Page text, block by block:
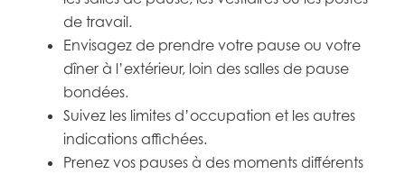
de travail.
Envisagez de prendre votre pause ou votre
dîner à l’extérieur, loin des salles de pause
bondées.
Suivez les limites d’occupation et les autres
indications affichées.
Prenez vos pauses à des moments différents